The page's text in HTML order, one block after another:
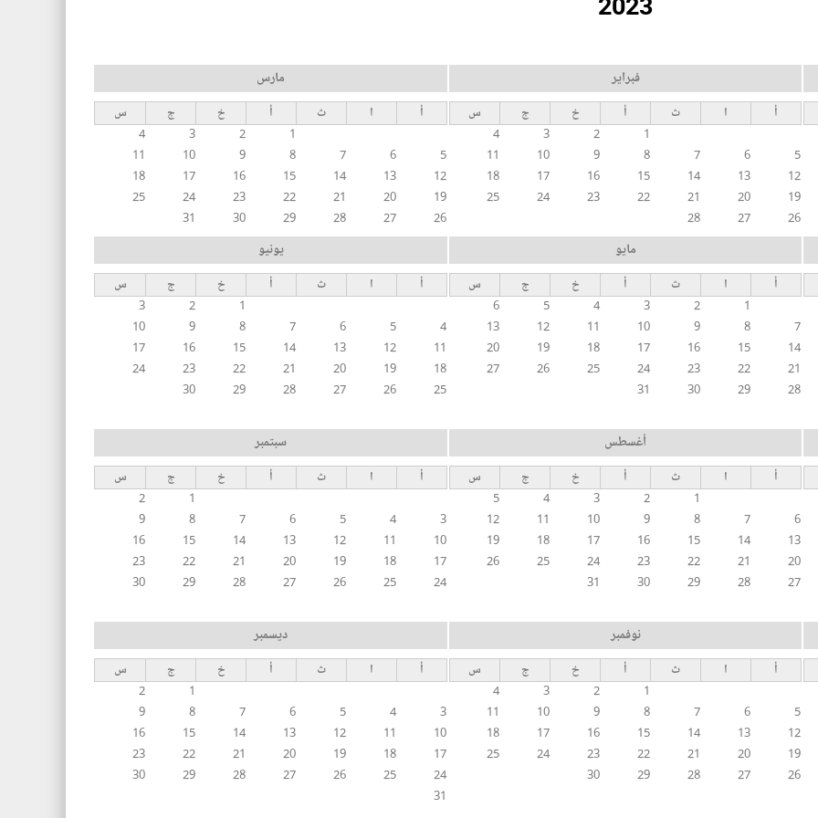
فبراير
أ ا ث أ خ ج
س
1
2
3
4
5
6
7
8
9
10
11
12
13
14
15
16
17
18
19
20
21
22
23
24
25
26
27
28
مارس
أ ا ث أ خ ج
س
1
2
3
4
5
6
7
8
9
10
11
12
13
14
15
16
17
18
19
20
21
22
23
24
25
26
27
28
29
30
31
مايو
أ ا ث أ خ ج
س
1
2
3
4
5
6
7
8
9
10
11
12
13
14
15
16
17
18
19
20
21
22
23
24
25
26
27
28
29
30
31
يونيو
أ ا ث أ خ ج
س
1
2
3
4
5
6
7
8
9
10
11
12
13
14
15
16
17
18
19
20
21
22
23
24
25
26
27
28
29
30
أغسطس
أ ا ث أ خ ج
س
1
2
3
4
5
6
7
8
9
10
11
12
13
14
15
16
17
18
19
20
21
22
23
24
25
26
27
28
29
30
31
سبتمبر
أ ا ث أ خ ج
س
1
2
3
4
5
6
7
8
9
10
11
12
13
14
15
16
17
18
19
20
21
22
23
24
25
26
27
28
29
30
نوفمبر
أ ا ث أ خ ج
س
1
2
3
4
5
6
7
8
9
10
11
12
13
14
15
16
17
18
19
20
21
22
23
24
25
26
27
28
29
30
ديسمبر
أ ا ث أ خ ج
س
1
2
3
4
5
6
7
8
9
10
11
12
13
14
15
16
17
18
19
20
21
22
23
24
25
26
27
28
29
30
31